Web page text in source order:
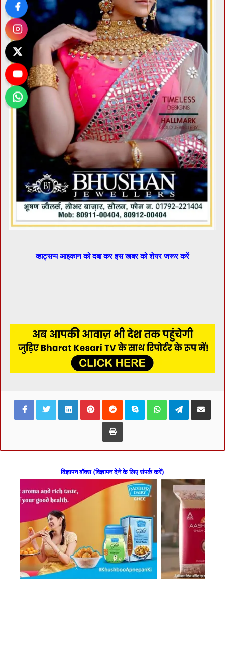
व्हाट्सप्प आइकान को दबा कर इस खबर को शेयर जरूर करें
FacebookTwitterLinkedInPinterestReddit Skype WhatsAppTelegramShare via
Print
विज्ञापन बॉक्स (विज्ञापन देने के लिए संपर्क करें)